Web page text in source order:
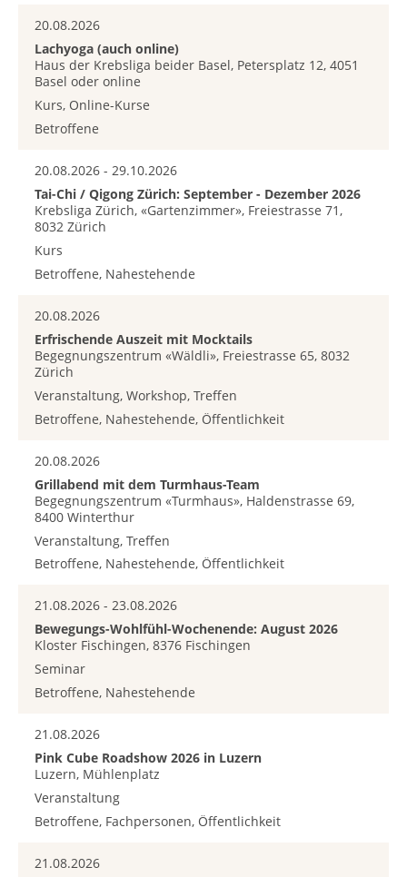
20.08.2026
Lachyoga (auch online)
Haus der Krebsliga beider Basel, Petersplatz 12, 4051
Basel oder online
Kurs, Online-Kurse
Betroffene
20.08.2026 - 29.10.2026
Tai-Chi / Qigong Zürich: September - Dezember 2026
Krebsliga Zürich, «Gartenzimmer», Freiestrasse 71,
8032 Zürich
Kurs
Betroffene, Nahestehende
20.08.2026
Erfrischende Auszeit mit Mocktails
Begegnungszentrum «Wäldli», Freiestrasse 65, 8032
Zürich
Veranstaltung, Workshop, Treffen
Betroffene, Nahestehende, Öffentlichkeit
20.08.2026
Grillabend mit dem Turmhaus-Team
Begegnungszentrum «Turmhaus», Haldenstrasse 69,
8400 Winterthur
Veranstaltung, Treffen
Betroffene, Nahestehende, Öffentlichkeit
21.08.2026 - 23.08.2026
Bewegungs-Wohlfühl-Wochenende: August 2026
Kloster Fischingen, 8376 Fischingen
Seminar
Betroffene, Nahestehende
21.08.2026
Pink Cube Roadshow 2026 in Luzern
Luzern, Mühlenplatz
Veranstaltung
Betroffene, Fachpersonen, Öffentlichkeit
21.08.2026